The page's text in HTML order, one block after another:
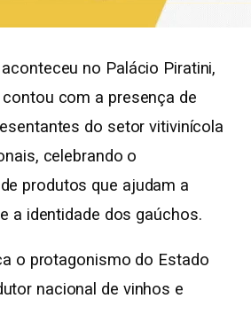
no Palácio Piratini,
com a presença de
do setor vitivinícola
celebrando o
produtos que ajudam a
a identidade dos gaúchos.
o protagonismo do Estado
nacional de vinhos e